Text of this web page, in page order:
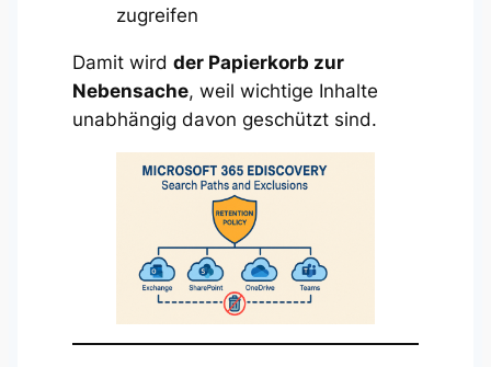
zugreifen
Damit wird der Papierkorb zur
Nebensache, weil wichtige Inhalte
unabhängig davon geschützt sind.